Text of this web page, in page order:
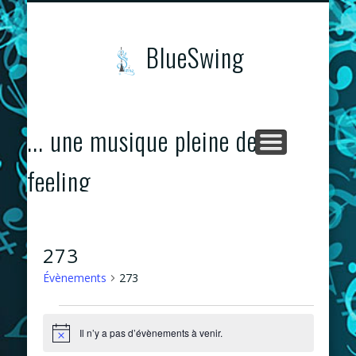
BlueSwing
... une musique pleine de
feeling
273
Évènements 273
Évènements
Notice Il n’y a pas d’évènements à venir.